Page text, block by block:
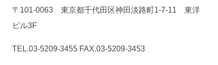
〒101-0063 東京都千代田区神田淡路町1-7-11 東洋
ビル3F
TEL.03-5209-3455 FAX.03-5209-3453